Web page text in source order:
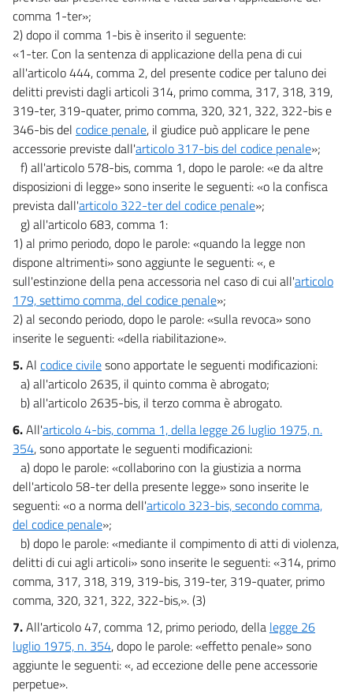
comma 1-ter»;
2) dopo il comma 1-bis è inserito il seguente:
«1-ter. Con la sentenza di applicazione della pena di cui
all'articolo 444, comma 2, del presente codice per taluno dei
delitti previsti dagli articoli 314, primo comma, 317, 318, 319,
319-ter, 319-quater, primo comma, 320, 321, 322, 322-bis e
346-bis del codice penale, il giudice può applicare le pene
accessorie previste dall'articolo 317-bis del codice penale»;
f) all'articolo 578-bis, comma 1, dopo le parole: «e da altre
disposizioni di legge» sono inserite le seguenti: «o la confisca
prevista dall'articolo 322-ter del codice penale»;
g) all'articolo 683, comma 1:
1) al primo periodo, dopo le parole: «quando la legge non
dispone altrimenti» sono aggiunte le seguenti: «, e
sull'estinzione della pena accessoria nel caso di cui all'articolo
179, settimo comma, del codice penale»;
2) al secondo periodo, dopo le parole: «sulla revoca» sono
inserite le seguenti: «della riabilitazione».
5.Al codice civilesono apportate le seguenti modificazioni:
a) all'articolo 2635, il quinto comma è abrogato;
b) all'articolo 2635-bis, il terzo comma è abrogato.
6.All'articolo 4-bis, comma 1, della legge 26 luglio 1975, n.
354, sono apportate le seguenti modificazioni:
a) dopo le parole: «collaborino con la giustizia a norma
dell'articolo 58-ter della presente legge» sono inserite le
seguenti: «o a norma dell'articolo 323-bis, secondo comma,
del codice penale»;
b) dopo le parole: «mediante il compimento di atti di violenza,
delitti di cui agli articoli» sono inserite le seguenti: «314, primo
comma, 317, 318, 319, 319-bis, 319-ter, 319-quater, primo
comma, 320, 321, 322, 322-bis,». (3)
7.All'articolo 47, comma 12, primo periodo, della legge 26
luglio 1975, n. 354, dopo le parole: «effetto penale» sono
aggiunte le seguenti: «, ad eccezione delle pene accessorie
perpetue».